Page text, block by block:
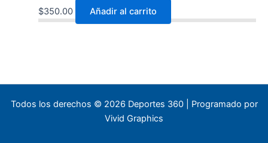
$350.00 Añadir al carrito
Todos los derechos © 2026 Deportes 360 | Programado por
Vivid Graphics